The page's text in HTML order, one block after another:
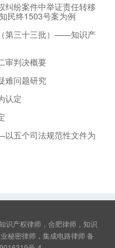
纠纷案件中举证责任转移
民终1503号案为例
第三十三批）——知识产
审判决概要
难问题研究
认定
五个司法规范性文件为
识产权律师，合肥律师，知识
秘密律师，集成电路律师 备